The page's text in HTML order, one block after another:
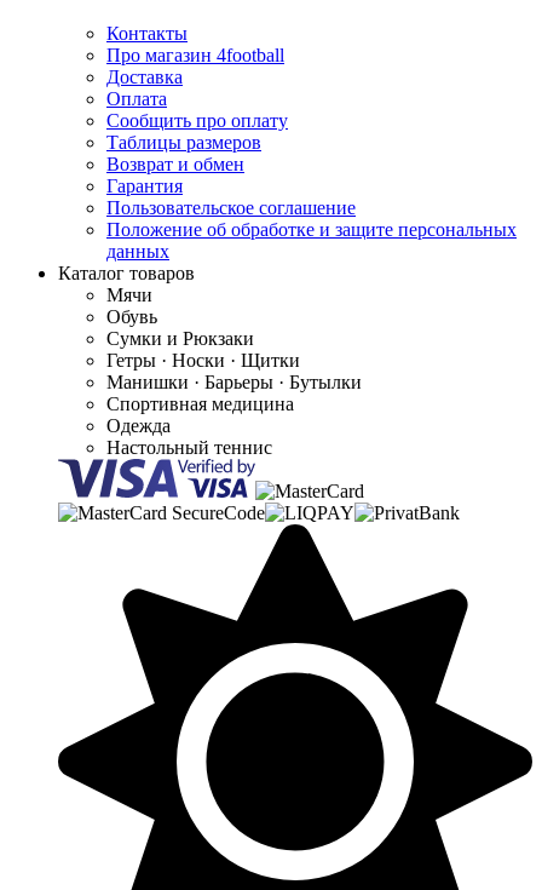
Контакты
Про магазин 4football
Доставка
Оплата
Сообщить про оплату
Таблицы размеров
Возврат и обмен
Гарантия
Пользовательское соглашение
Положение об обработке и защите персональных
данных
Каталог товаров
Мячи
Обувь
Сумки и Рюкзаки
Гетры · Носки · Щитки
Манишки · Барьеры · Бутылки
Спортивная медицина
Одежда
Настольный теннис